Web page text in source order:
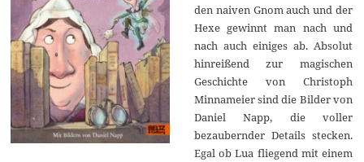
den naiven Gnom auch und der
Hexe gewinnt man nach und
nach auch einiges ab. Absolut
hinreißend zur magischen
Geschichte von Christoph
Minnameier sind die Bilder von
Daniel Napp, die voller
bezaubernder Details stecken.
Egal ob Lua fliegend mit einem